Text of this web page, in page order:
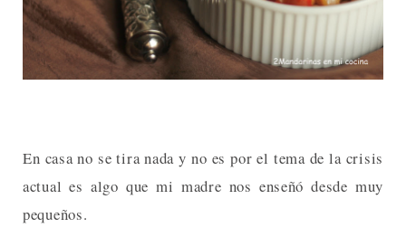
En casa no se tira nada y no es por el tema de la crisis
actual es algo que mi madre nos enseñó desde muy
pequeños.